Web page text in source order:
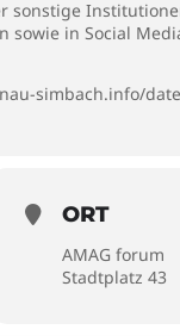
sowie in Social
simbach.info/
ORT
AMAG forum
Stadtplatz 43